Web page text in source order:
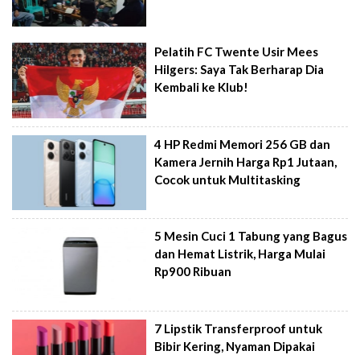
Pelatih FC Twente Usir Mees
Hilgers: Saya Tak Berharap Dia
Kembali ke Klub!
4 HP Redmi Memori 256 GB dan
Kamera Jernih Harga Rp1 Jutaan,
Cocok untuk Multitasking
5 Mesin Cuci 1 Tabung yang Bagus
dan Hemat Listrik, Harga Mulai
Rp900 Ribuan
7 Lipstik Transferproof untuk
Bibir Kering, Nyaman Dipakai